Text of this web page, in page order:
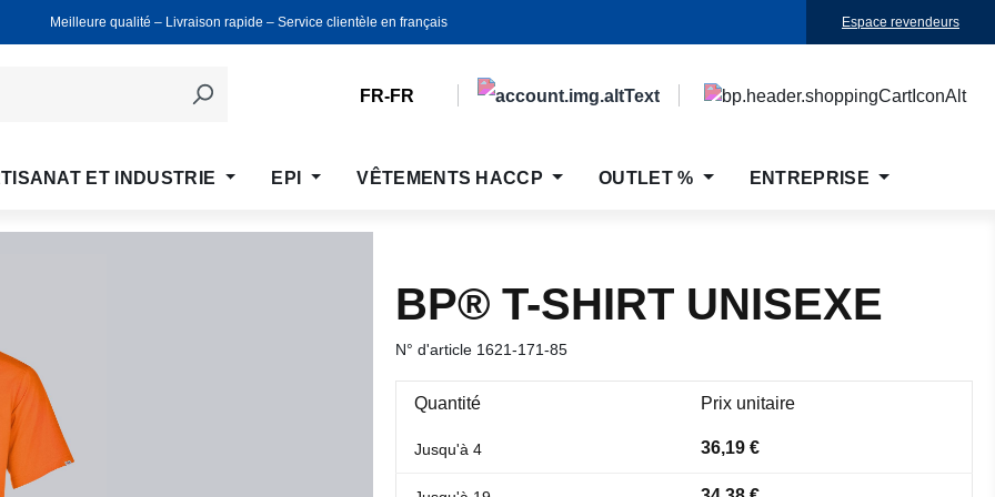
Meilleure qualité ‒ Livraison rapide ‒ Service clientèle en français Espace revendeurs
FR-FR
ET INDUSTRIE EPI VÊTEMENTS HACCP OUTLET % ENTREPRISE
BP® T-SHIRT UNISEXE
N° d'article 1621-171-85
Quantité Prix unitaire
Jusqu'à 4 36,19 €